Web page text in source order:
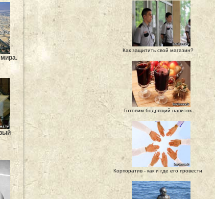
Как защитить свой магазин?
Готовим бодрящий напиток
Корпоратив - как и где его провести